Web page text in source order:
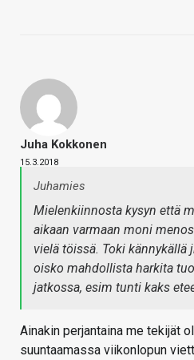
Juha Kokkonen
15.3.2018
Juhamies
Mielenkiinnosta kysyn että
aikaan varmaan moni
vielä töissä. Toki kännykällä
oisko mahdollista harkita
jatkossa, esim tunti kaks
Ainakin perjantaina me tekijät
suuntaamassa viikonlopun